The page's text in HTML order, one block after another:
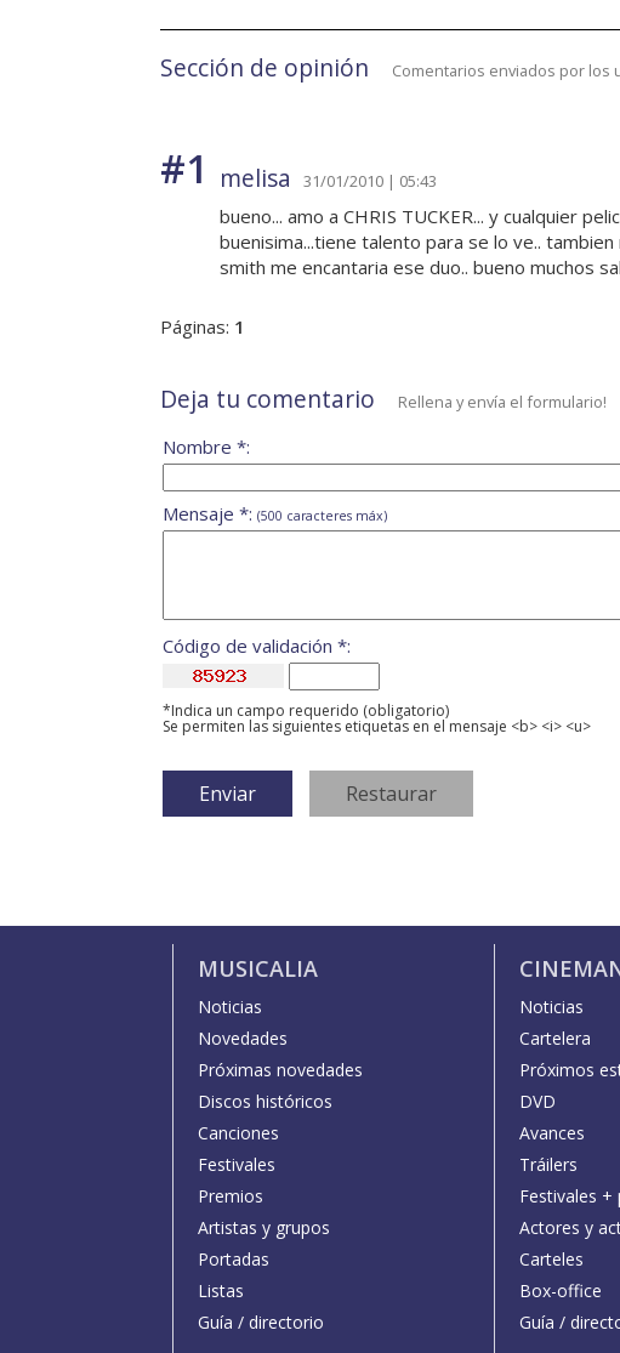
Sección de opinión Comentarios enviados por los
#1 melisa 31/01/2010 | 05:43
bueno... amo a CHRIS TUCKER... y cualquier
buenisima...tiene talento para se lo ve..
smith me encantaria ese duo.. bueno muchos
Páginas: 1
Deja tu comentario Rellena y envía el formulario!
Nombre *:
Mensaje *: (500 caracteres máx)
Código de validación *:
*Indica un campo requerido (obligatorio)
Se permiten las siguientes etiquetas en el mensaje <b> <i> <u>
MUSICALIA
Noticias
Novedades
Próximas novedades
Discos históricos
Canciones
Festivales
Premios
Artistas y grupos
Portadas
Listas
Guía / directorio
Noticias
Cartelera
Próximos
DVD
Avances
Tráilers
Festivales +
Actores y
Carteles
Box-office
Guía /